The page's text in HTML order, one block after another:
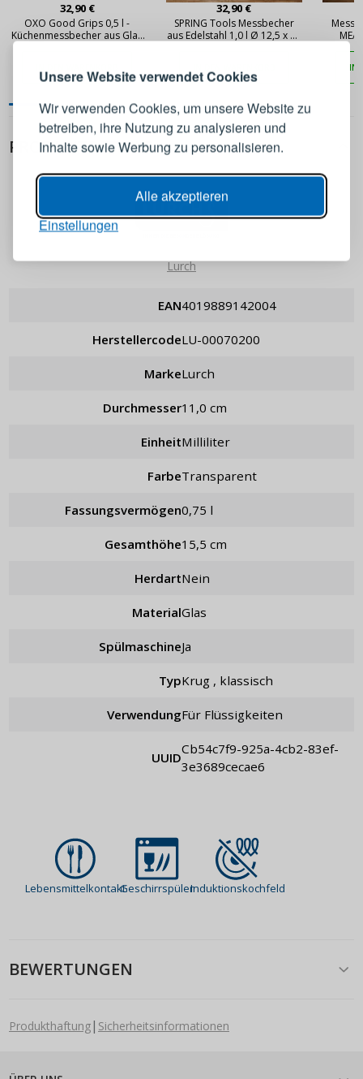
Unsere Website verwendet Cookies
Wir verwenden Cookies, um unsere Website zu
betreiben, ihre Nutzung zu analysieren und
Inhalte sowie Werbung zu personalisieren.
Alle akzeptieren
Einstellungen
32,90 €
OXO Good Grips 0,5 l -
Küchenmessbecher aus Glas
32,90 €
SPRING Tools Messbecher
aus Edelstahl 1,0 l Ø 12,5 x 13
IN
PRODUKTDETAILS
Lurch
EAN 4019889142004
Herstellercode LU-00070200
Marke Lurch
Durchmesser 11,0 cm
Einheit Milliliter
Farbe Transparent
Fassungsvermögen 0,75 l
Gesamthöhe 15,5 cm
Herdart Nein
Material Glas
Spülmaschine Ja
Typ Krug , klassisch
Verwendung für Flüssigkeiten
UUID
cb54c7f9-925a-4cb2-83ef-
3e3689cecae6
LebensmittelkontaktGeschirrspülerInduktionskochfeld
BEWERTUNGEN
Produkthaftung| Sicherheitsinformationen
ANMELDEN REGISTRIEREN
Melden Sie sich bei Ihrem
E-Mail-Adresse